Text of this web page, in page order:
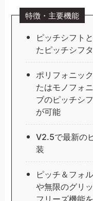
特徴・主要機能
ピッチシフト
たピッチシフ
ポリフォニッ
たはモノフォ
ブのピッチシ
が可能
V2.5で最新の
装
ピッチ＆フォ
や無限のグリ